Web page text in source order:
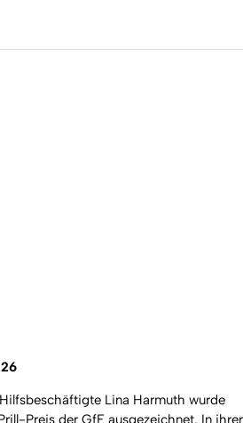
Lina Harmuth wurde
Preis der GfE ausgezeichnet. In ihrer